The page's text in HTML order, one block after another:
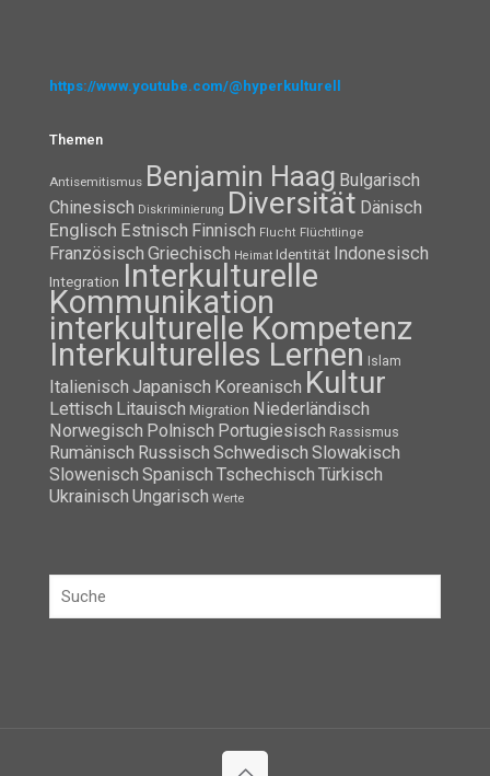
https://www.youtube.com/@hyperkulturell
Themen
Antisemitismus Benjamin Haag Bulgarisch
Chinesisch Diskriminierung Diversität Dänisch
Englisch Estnisch Finnisch Flucht Flüchtlinge
Französisch Griechisch Heimat Identität Indonesisch
Integration Interkulturelle
Kommunikation
interkulturelle Kompetenz
Interkulturelles Lernen Islam
Italienisch Japanisch Koreanisch Kultur
Lettisch Litauisch Migration Niederländisch
Norwegisch Polnisch Portugiesisch Rassismus
Rumänisch Russisch Schwedisch Slowakisch
Slowenisch Spanisch Tschechisch Türkisch
Ukrainisch Ungarisch Werte